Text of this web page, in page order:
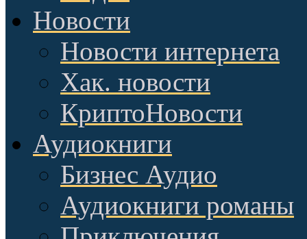
Новости
Новости интернета
Хак. новости
КриптоНовости
Аудиокниги
Бизнес Аудио
Аудиокниги романы